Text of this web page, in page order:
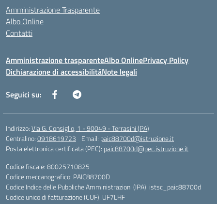
Amministrazione Trasparente
Albo Online
Contatti
Amministrazione trasparenteAlbo OnlinePrivacy Policy
Dichiarazione di accessibilitàNote legali
Seguici su:
Indirizzo:Via G. Consiglio, 1 - 90049 - Terrasini (PA)
Centralino:0918619723 Email: paic88700d@istruzione.it
Posta elettronica certificata (PEC): paic88700d@pec.istruzione.it
Codice fiscale: 80025710825
Codice meccanografico: PAIC88700D
Codice Indice delle Pubbliche Amministrazioni (IPA): istsc_paic88700d
Codice unico di fatturazione (CUF): UF7LHF